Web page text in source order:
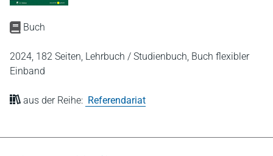
Buch
2024, 182 Seiten, Lehrbuch / Studienbuch, Buch flexibler
Einband
aus der Reihe: Referendariat